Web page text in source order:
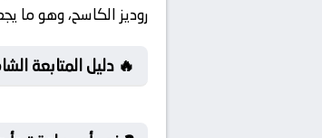
روديز الكاسح، وهو ما
🔥 دليل المتابعة